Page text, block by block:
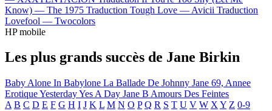
Know) — The 1975 Traduction Tough Love — Avicii Traduction
Lovefool — Twocolors
HP mobile
Les plus grands succès de Jane Birkin
Baby Alone In Babylone La Ballade De Johnny Jane 69, Annee
ErotiqueYesterday Yes A Day Jane B Amours Des Feintes
A B C D E F G H I J K L M N O P Q R S T U V W X Y Z 0-9